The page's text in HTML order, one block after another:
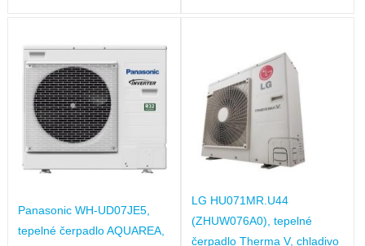
Panasonic WH-UD07JE5,
tepelné čerpadlo AQUAREA,
LG HU071MR.U44
(ZHUW076A0), tepelné
čerpadlo Therma V, chladivo